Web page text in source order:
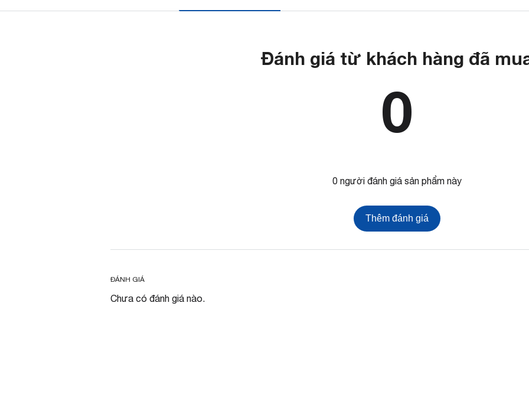
Đánh giá từ khách hàng đã
0
0 người đánh giá sản phẩm này
Thêm đánh giá
ĐÁNH GIÁ
Chưa có đánh giá nào.